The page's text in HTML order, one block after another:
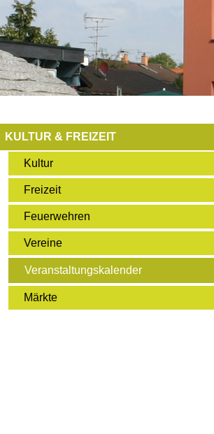
KULTUR & FREIZEIT
Kultur
Freizeit
Feuerwehren
Vereine
Veranstaltungskalender
Märkte